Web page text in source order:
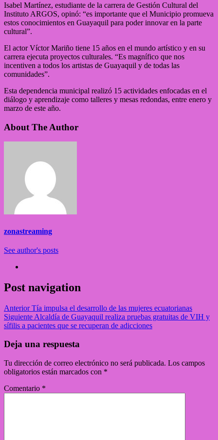
Isabel Martínez, estudiante de la carrera de Gestión Cultural del
Instituto ARGOS, opinó: “es importante que el Municipio promueva
estos conocimientos en Guayaquil para poder innovar en la parte
cultural”.
El actor Víctor Mariño tiene 15 años en el mundo artístico y en su
carrera ejecuta proyectos culturales. “Es magnífico que nos
incentiven a todos los artistas de Guayaquil y de todas las
comunidades”.
Esta dependencia municipal realizó 15 actividades enfocadas en el
diálogo y aprendizaje como talleres y mesas redondas, entre enero y
marzo de este año.
About The Author
zonastreaming
See author's posts
Post navigation
AnteriorTía impulsa el desarrollo de las mujeres ecuatorianas
Siguiente Alcaldía de Guayaquil realiza pruebas gratuitas de VIH y
sífilis a pacientes que se recuperan de adicciones
Deja una respuesta
Tu dirección de correo electrónico no será publicada. Los campos
obligatorios están marcados con *
Comentario *